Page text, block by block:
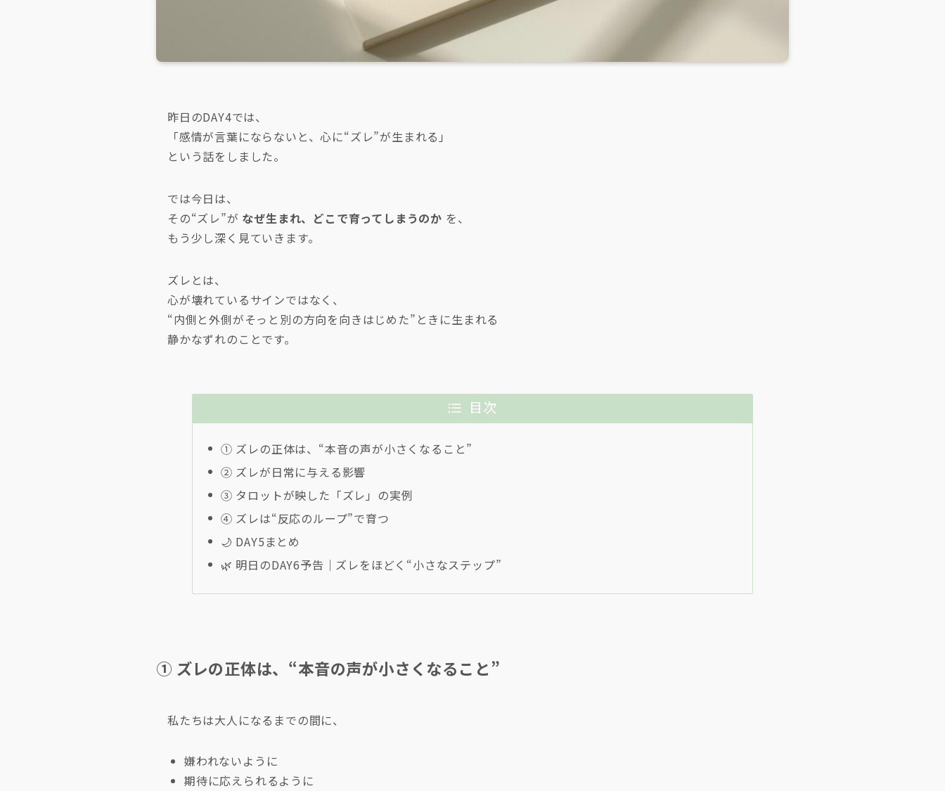
昨日のDAY4では、
「感情が言葉にならないと、心に“ズレ”が生まれる」
という話をしました。
では今日は、
その“ズレ”が なぜ生まれ、どこで育ってしまうのか を、
もう少し深く見ていきます。
ズレとは、
心が壊れているサインではなく、
“内側と外側がそっと別の方向を向きはじめた”ときに生まれる
静かなずれのことです。
目次
① ズレの正体は、“本音の声が小さくなること”
② ズレが日常に与える影響
③ タロットが映した「ズレ」の実例
④ ズレは“反応のループ”で育つ
🌙 DAY5まとめ
🌿 明日のDAY6予告｜ズレをほどく“小さなステップ”
① ズレの正体は、“本音の声が小さくなること”
私たちは大人になるまでの間に、
嫌われないように
期待に応えられるように